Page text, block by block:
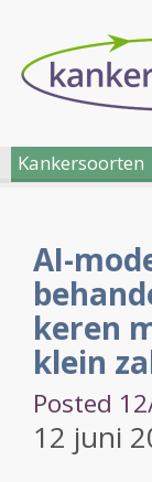
Kankersoorten
AI-
keren
klein
Posted
12 juni